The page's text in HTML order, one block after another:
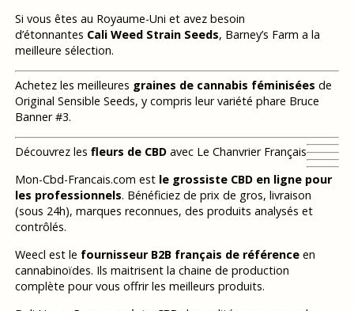
Si vous êtes au Royaume-Uni et avez besoin
d’étonnantes Cali Weed Strain Seeds, Barney’s Farm a la
meilleure sélection.
Achetez les meilleures graines de cannabis féminisées de
Original Sensible Seeds, y compris leur variété phare Bruce
Banner #3.
Découvrez les fleurs de CBDavec Le Chanvrier Français
Mon-Cbd-Francais.com est le grossiste CBD en ligne pour
les professionnels. Bénéficiez de prix de gros, livraison
(sous 24h), marques reconnues, des produits analysés et
contrôlés.
Weecl est le fournisseur B2B français de référenceen
cannabinoïdes. Ils maitrisent la chaine de production
complète pour vous offrir les meilleurs produits.